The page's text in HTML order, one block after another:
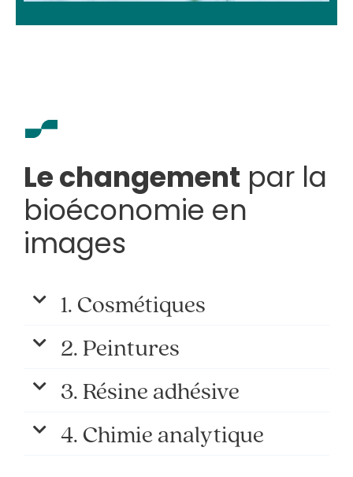
Le changement par la
bioéconomie en
images
1. Cosmétiques
2. Peintures
3. Résine adhésive
4. Chimie analytique